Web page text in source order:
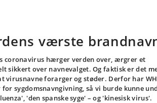
værste
coronavirus hærger verden over, ærgrer et
sikkert over navnevalget. Og faktisk er det
virusnavne forarger og støder. Derfor har
sygdomsnavngivning, så vi burde kunne
'den spanske syge' – og 'kinesisk virus'.